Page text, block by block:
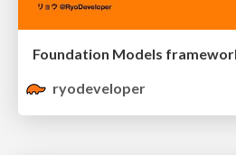
Foundation Models
ryodeveloper